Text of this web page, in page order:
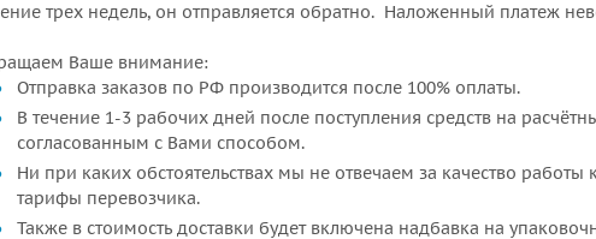
трех недель, он отправляется обратно. Наложенный платеж
Ваше внимание:
Отправка заказов по РФ производится после 100% оплаты.
В течение 1-3 рабочих дней после поступления средств на
согласованным с Вами способом.
Ни при каких обстоятельствах мы не отвечаем за качество
тарифы перевозчика.
Также в стоимость доставки будет включена надбавка на